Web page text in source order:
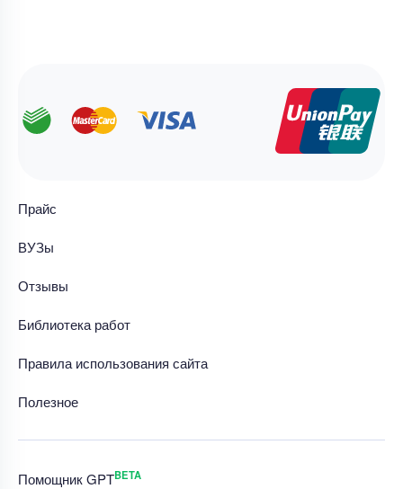
Прайс
ВУЗы
Отзывы
Библиотека работ
Правила использования сайта
Полезное
Помощник GPTBETA